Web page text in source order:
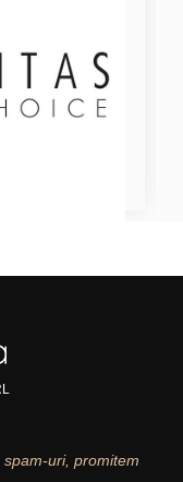
uri, promitem